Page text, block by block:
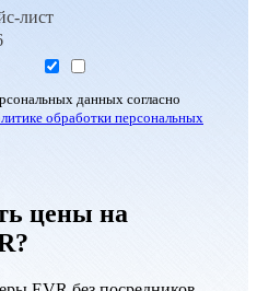
лист
данных согласно
обработки персональных
цены на